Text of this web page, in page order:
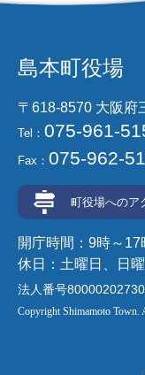
島本町役場
〒618-8570 大阪府
Tel： 075-961-
Fax： 075-962-
町役場へのア
開庁時間：9時～17
休日：土曜日、日
法人番号
Copyright Shimamoto Town.